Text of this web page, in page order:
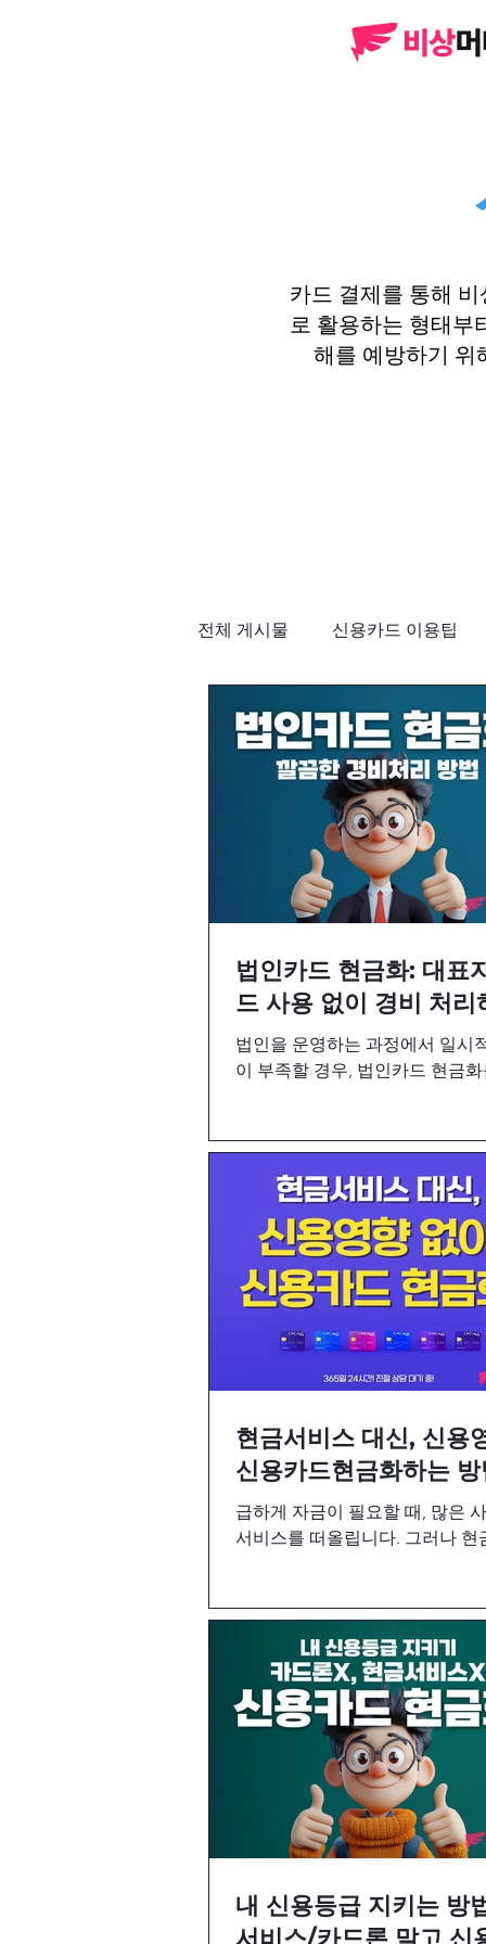
카드 결제를 통해
로 활용하는 형태부
해를 예방하기 위
전체 게시물 신용카드 이용팁
법인카드 현금화: 대표
드 사용 없이 경비 처리
법
법인을 운영하는 과정에서 일시
이 부족할 경우, 법인카드 현금
경우는 복잡한 회계처리로 부담
기 때문에 간편한 법인카드 현
현금서비스 대신, 신용
신용카드현금화하는
급하게 자금이 필요할 때, 많은
서비스를 떠올립니다. 그러나 현
수에 영향이 없는 신용카드 현금
볼 수 있습니다.
내 신용등급 지키는 방
서비스/카드론 말고 신